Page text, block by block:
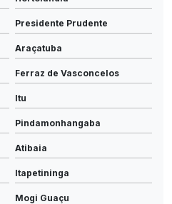
Presidente Prudente
Araçatuba
Ferraz de Vasconcelos
Itu
Pindamonhangaba
Atibaia
Itapetininga
Mogi Guaçu